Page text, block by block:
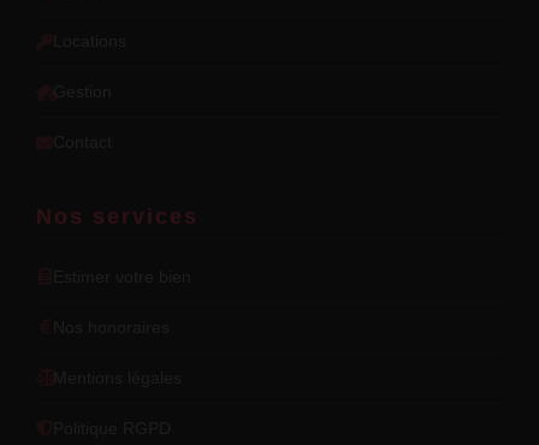
Gestion
Nos services
Mentions légales